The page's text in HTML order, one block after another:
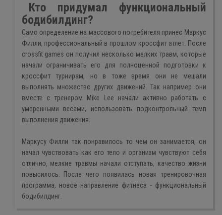
Кто придумал функциональный
бодибилдинг?
Само определение на массового потребителя принес Маркус
Филли, профессиональный в прошлом кроссфит атлет. После
crossfit games он получил несколько мелких травм, которые
начали ограничивать его для полноценной подготовки к
кроссфит турнирам, но в тоже время они не мешали
выполнять множество других движений. Так например они
вместе с тренером Mike Lee начали активно работать с
умеренными весами, использовать подконтрольный темп
выполнения движения.
Маркусу Филли так понравилось то чем он занимается, он
начал чувствовать как его тело и организм чувствуют себя
отлично, мелкие травмы начали отступать, качество жизни
повысилось. После чего появилась новая тренировочная
программа, новое направление фитнеса - функциональный
бодибилдинг.